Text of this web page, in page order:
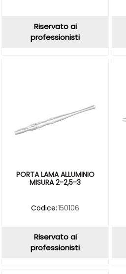
Riservato ai
professionisti
PORTA LAMA ALLUMINIO
MISURA 2-2,5-3
Codice:150106
Riservato ai
professionisti